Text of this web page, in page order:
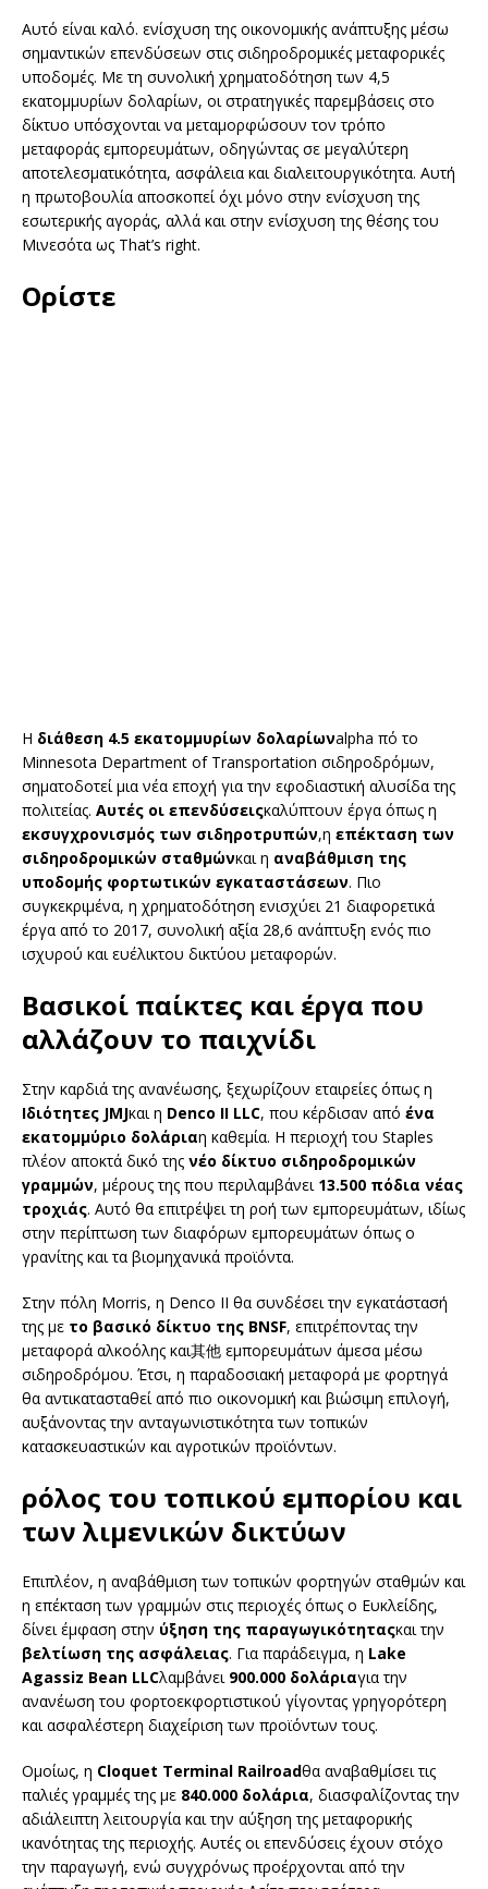
Αυτό είναι καλό. ενίσχυση της οικονομικής ανάπτυξης μέσω
σημαντικών επενδύσεων στις σιδηροδρομικές μεταφορικές
υποδομές. Με τη συνολική χρηματοδότηση των 4,5
εκατομμυρίων δολαρίων, οι στρατηγικές παρεμβάσεις στο
δίκτυο υπόσχονται να μεταμορφώσουν τον τρόπο
μεταφοράς εμπορευμάτων, οδηγώντας σε μεγαλύτερη
αποτελεσματικότητα, ασφάλεια και διαλειτουργικότητα. Αυτή
η πρωτοβουλία αποσκοπεί όχι μόνο στην ενίσχυση της
εσωτερικής αγοράς, αλλά και στην ενίσχυση της θέσης του
Μινεσότα ως That’s right.
Ορίστε
Η διάθεση 4.5 εκατομμυρίων δολαρίωνalpha πό το
Minnesota Department of Transportation σιδηροδρόμων,
σηματοδοτεί μια νέα εποχή για την εφοδιαστική αλυσίδα της
πολιτείας. Αυτές οι επενδύσειςκαλύπτουν έργα όπως η
εκσυγχρονισμός των σιδηροτρυπών,η επέκταση των
σιδηροδρομικών σταθμώνκαι η αναβάθμιση της
υποδομής φορτωτικών εγκαταστάσεων. Πιο
συγκεκριμένα, η χρηματοδότηση ενισχύει 21 διαφορετικά
έργα από το 2017, συνολική αξία 28,6 ανάπτυξη ενός πιο
ισχυρού και ευέλικτου δικτύου μεταφορών.
Βασικοί παίκτες και έργα που
αλλάζουν το παιχνίδι
Στην καρδιά της ανανέωσης, ξεχωρίζουν εταιρείες όπως η
Ιδιότητες JMJκαι η Denco II LLC, που κέρδισαν από ένα
εκατομμύριο δολάριαη καθεμία. Η περιοχή του Staples
πλέον αποκτά δικό της νέο δίκτυο σιδηροδρομικών
γραμμών, μέρους της που περιλαμβάνει 13.500 πόδια νέας
τροχιάς. Αυτό θα επιτρέψει τη ροή των εμπορευμάτων, ιδίως
στην περίπτωση των διαφόρων εμπορευμάτων όπως ο
γρανίτης και τα βιομηχανικά προϊόντα.
Στην πόλη Morris, η Denco II θα συνδέσει την εγκατάστασή
της με το βασικό δίκτυο της BNSF, επιτρέποντας την
μεταφορά αλκοόλης και其他 εμπορευμάτων άμεσα μέσω
σιδηροδρόμου. Έτσι, η παραδοσιακή μεταφορά με φορτηγά
θα αντικατασταθεί από πιο οικονομική και βιώσιμη επιλογή,
αυξάνοντας την ανταγωνιστικότητα των τοπικών
κατασκευαστικών και αγροτικών προϊόντων.
ρόλος του τοπικού εμπορίου και
των λιμενικών δικτύων
Επιπλέον, η αναβάθμιση των τοπικών φορτηγών σταθμών και
η επέκταση των γραμμών στις περιοχές όπως ο Ευκλείδης,
δίνει έμφαση στην ύξηση της παραγωγικότηταςκαι την
βελτίωση της ασφάλειας. Για παράδειγμα, η Lake
Agassiz Bean LLCλαμβάνει 900.000 δολάριαγια την
ανανέωση του φορτοεκφορτιστικού γίγοντας γρηγορότερη
και ασφαλέστερη διαχείριση των προϊόντων τους.
Ομοίως, η Cloquet Terminal Railroadθα αναβαθμίσει τις
παλιές γραμμές της με 840.000 δολάρια, διασφαλίζοντας την
αδιάλειπτη λειτουργία και την αύξηση της μεταφορικής
ικανότητας της περιοχής. Αυτές οι επενδύσεις έχουν στόχο
την παραγωγή, ενώ συγχρόνως προέρχονται από την